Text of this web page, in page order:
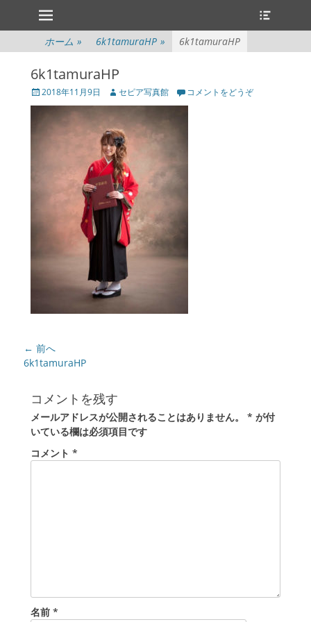
メインメニュー
コ
ン
ン
へ
ス
キ
ッ
ダ
ホーム » 6k1tamuraHP » 6k1tamuraHP
6k1tamuraHP
投
稿
2018年11月9日
投
稿
者
セピア写真館 コメントをどうぞ
投
稿
ビ
ゲ
ー
シ
ョ
← 前へ
前
稿:
6k1tamuraHP
コメントを残す
メールアドレスが公開されることはありません。 * が付
いている欄は必須項目です
コメント *
名前 *